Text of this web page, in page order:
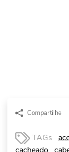
Compartilhe
TAGs